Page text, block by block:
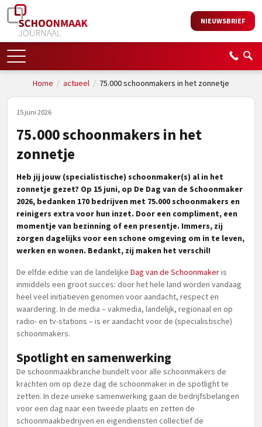
NIEUWSBRIEF
Home / actueel / 75.000 schoonmakers in het zonnetje
15 juni 2026
75.000 schoonmakers in het
zonnetje
Heb jij jouw (specialistische) schoonmaker(s) al in het
zonnetje gezet? Op 15 juni, op De Dag van de Schoonmaker
2026, bedanken 170 bedrijven met 75.000 schoonmakers en
reinigers extra voor hun inzet. Door een compliment, een
momentje van bezinning of een presentje. Immers, zij
zorgen dagelijks voor een schone omgeving om in te leven,
werken en wonen. Bedankt, zij maken het verschil!
De elfde editie van de landelijke Dag van de Schoonmakeris
inmiddels een groot succes: door het hele land worden vandaag
heel veel initiatieven genomen voor aandacht, respect en
waardering. In de media – vakmedia, landelijk, regionaal en op
radio- en tv-stations – is er aandacht voor de (specialistische)
schoonmakers.
Spotlight en samenwerking
De schoonmaakbranche bundelt voor alle schoonmakers de
krachten om op deze dag de schoonmaker in de spotlight te
zetten. In deze unieke samenwerking gaan de bedrijfsbelangen
voor een dag naar een tweede plaats en zetten de
schoonmaakbedrijven en eigendiensten collectief de